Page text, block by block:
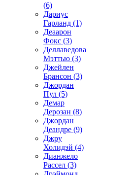
(6)
Дариус
Гарланд (1)
Деаарон
Фокс (3)
Деллаведова
Мэттью (3)
Джейлен
Брансон (3)
Джордан
Пул (5)
Демар
Дерозан (8)
Джордан
Деандре (9)
Джру
Холидэй (4)
Дианжело
Рассел (3)